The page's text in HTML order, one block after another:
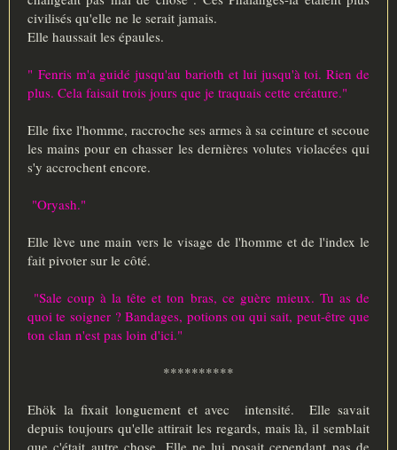
civilisés qu'elle ne le serait jamais.
Elle haussait les épaules.
" Fenris m'a guidé jusqu'au barioth et lui jusqu'à toi. Rien de
plus. Cela faisait trois jours que je traquais cette créature."
Elle fixe l'homme, raccroche ses armes à sa ceinture et secoue
les mains pour en chasser les dernières volutes violacées qui
s'y accrochent encore.
"Oryash."
Elle lève une main vers le visage de l'homme et de l'index le
fait pivoter sur le côté.
"Sale coup à la tête et ton bras, ce guère mieux. Tu as de
quoi te soigner ? Bandages, potions ou qui sait, peut-être que
ton clan n'est pas loin d'ici."
**********
Ehök la fixait longuement et avec intensité. Elle savait
depuis toujours qu'elle attirait les regards, mais là, il semblait
que c'était autre chose. Elle ne lui posait cependant pas de